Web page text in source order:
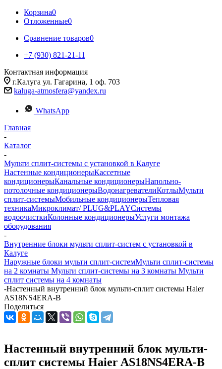
Корзина0
Отложенные0
Сравнение товаров0
+7 (930) 821-21-11
Контактная информация
г.Калуга ул. Гагарина, 1 оф. 703
kaluga-atmosfera@yandex.ru
WhatsApp
Главная
-
Каталог
-
Мульти сплит-системы с установкой в Калуге
Настенные кондиционерыКассетные
кондиционерыКанальные кондиционерыНапольно-
потолочные кондиционерыВодонагревателиКотлыМульти
сплит-системыМобильные кондиционерыТепловая
техникаМикроклимат/ PLUG&PLAYСистемы
водоочисткиКолонные кондиционерыУслуги монтажа
оборудования
-
Внутренние блоки мульти сплит-систем с установкой в
Калуге
Наружные блоки мульти сплит-системМульти сплит-системы
на 2 комнаты Мульти сплит-системы на 3 комнаты Мульти
сплит системы на 4 комнаты
-Настенный внутренний блок мульти-сплит системы Haier
AS18NS4ERA-B
Поделиться
Настенный внутренний блок мульти-
сплит системы Haier AS18NS4ERA-B